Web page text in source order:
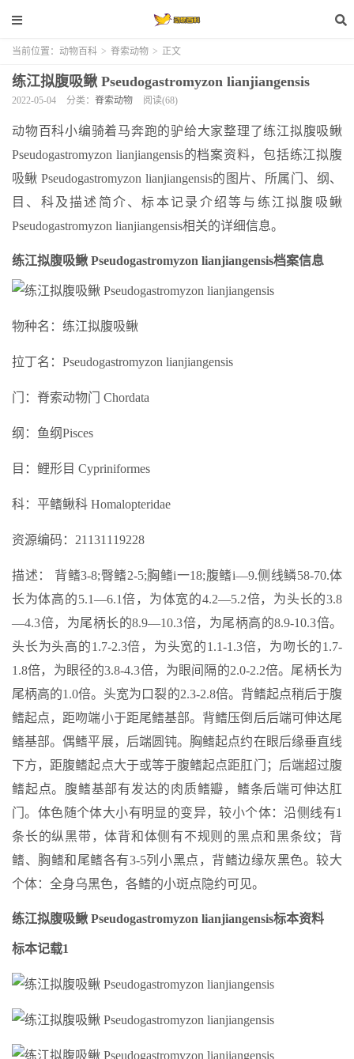
当前位置： 动物百科 > 脊索动物 > 正文
练江拟腹吸鳅 Pseudogastromyzon lianjiangensis
2022-05-04 分类： 脊索动物 阅读(68)
动物百科小编骑着马奔跑的驴给大家整理了练江拟腹吸鳅
Pseudogastromyzon lianjiangensis的档案资料，包括练江拟腹
吸鳅 Pseudogastromyzon lianjiangensis的图片、所属门、纲、
目、科及描述简介、标本记录介绍等与练江拟腹吸鳅
Pseudogastromyzon lianjiangensis相关的详细信息。
练江拟腹吸鳅 Pseudogastromyzon lianjiangensis档案信息
物种名：练江拟腹吸鳅
拉丁名：Pseudogastromyzon lianjiangensis
门：脊索动物门 Chordata
纲：鱼纲Pisces
目：鲤形目 Cypriniformes
科：平鳍鳅科 Homalopteridae
资源编码：21131119228
描述： 背鳍3-8;臀鳍2-5;胸鳍i一18;腹鳍i—9.侧线鳞58-70.体
长为体高的5.1—6.1倍，为体宽的4.2—5.2倍，为头长的3.8
—4.3倍，为尾柄长的8.9—10.3倍，为尾柄高的8.9-10.3倍。
头长为头高的1.7-2.3倍，为头宽的1.1-1.3倍，为吻长的1.7-
1.8倍，为眼径的3.8-4.3倍，为眼间隔的2.0-2.2倍。尾柄长为
尾柄高的1.0倍。头宽为口裂的2.3-2.8倍。背鳍起点稍后于腹
鳍起点，距吻端小于距尾鳍基部。背鳍压倒后后端可伸达尾
鳍基部。偶鳍平展，后端圆钝。胸鳍起点约在眼后缘垂直线
下方，距腹鳍起点大于或等于腹鳍起点距肛门；后端超过腹
鳍起点。腹鳍基部有发达的肉质鳍瓣，鳍条后端可伸达肛
门。体色随个体大小有明显的变异，较小个体：沿侧线有1
条长的纵黑带，体背和体侧有不规则的黑点和黑条纹；背
鳍、胸鳍和尾鳍各有3-5列小黑点，背鳍边缘灰黑色。较大
个体：全身乌黑色，各鳍的小斑点隐约可见。
练江拟腹吸鳅 Pseudogastromyzon lianjiangensis标本资料
标本记载1